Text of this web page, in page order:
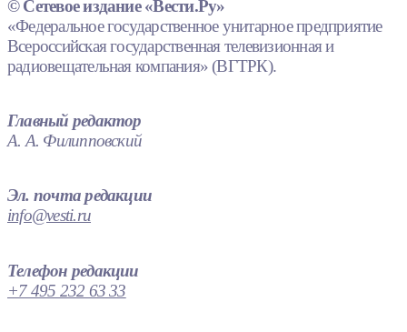
© Сетевое издание «Вести.Ру»
«Федеральное государственное унитарное предприятие
Всероссийская государственная телевизионная и
радиовещательная компания» (ВГТРК).
Главный редактор
А. А. Филипповский
Эл. почта редакции
info@vesti.ru
Телефон редакции
+7 495 232 63 33